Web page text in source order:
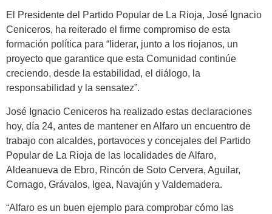
El Presidente del Partido Popular de La Rioja, José Ignacio
Ceniceros, ha reiterado el firme compromiso de esta
formación política para “liderar, junto a los riojanos, un
proyecto que garantice que esta Comunidad continúe
creciendo, desde la estabilidad, el diálogo, la
responsabilidad y la sensatez”.
José Ignacio Ceniceros ha realizado estas declaraciones
hoy, día 24, antes de mantener en Alfaro un encuentro de
trabajo con alcaldes, portavoces y concejales del Partido
Popular de La Rioja de las localidades de Alfaro,
Aldeanueva de Ebro, Rincón de Soto Cervera, Aguilar,
Cornago, Grávalos, Igea, Navajún y Valdemadera.
“Alfaro es un buen ejemplo para comprobar cómo las